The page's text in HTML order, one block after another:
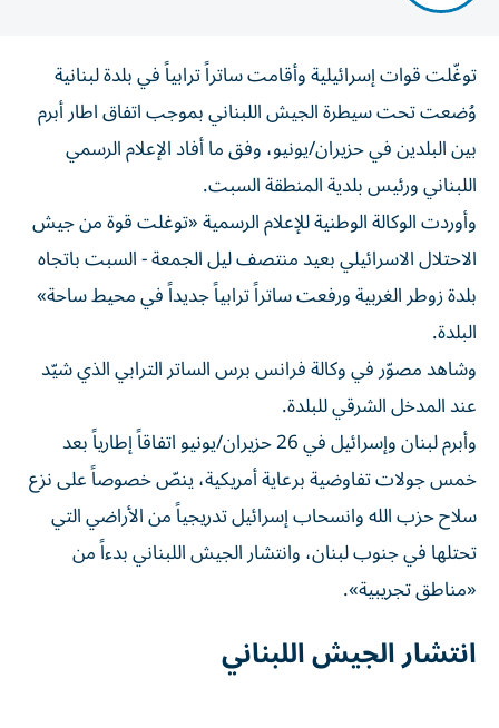
توغّلت قوات إسرائيلية وأقامت ساتراً ترابياً في بلدة لبنانية
وُضعت تحت سيطرة الجيش اللبناني بموجب اتفاق اطار أبرم
بين البلدين في حزيران/يونيو، وفق ما أفاد الإعلام الرسمي
اللبناني ورئيس بلدية المنطقة السبت.
وأوردت الوكالة الوطنية للإعلام الرسمية «توغلت قوة من جيش
الاحتلال الاسرائيلي بعيد منتصف ليل الجمعة - السبت باتجاه
بلدة زوطر الغربية ورفعت ساتراً ترابياً جديداً في محيط ساحة»
البلدة.
وشاهد مصوّر في وكالة فرانس برس الساتر الترابي الذي شيّد
عند المدخل الشرقي للبلدة.
وأبرم لبنان وإسرائيل في 26 حزيران/يونيو اتفاقاً إطارياً بعد
خمس جولات تفاوضية برعاية أمريكية، ينصّ خصوصاً على نزع
سلاح حزب الله وانسحاب إسرائيل تدريجياً من الأراضي التي
تحتلها في جنوب لبنان، وانتشار الجيش اللبناني بدءاً من
«مناطق تجريبية».
انتشار الجيش اللبناني